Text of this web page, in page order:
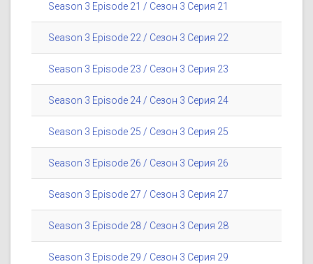
Season 3 Episode 21 / Сезон 3 Серия 21
Season 3 Episode 22 / Сезон 3 Серия 22
Season 3 Episode 23 / Сезон 3 Серия 23
Season 3 Episode 24 / Сезон 3 Серия 24
Season 3 Episode 25 / Сезон 3 Серия 25
Season 3 Episode 26 / Сезон 3 Серия 26
Season 3 Episode 27 / Сезон 3 Серия 27
Season 3 Episode 28 / Сезон 3 Серия 28
Season 3 Episode 29 / Сезон 3 Серия 29